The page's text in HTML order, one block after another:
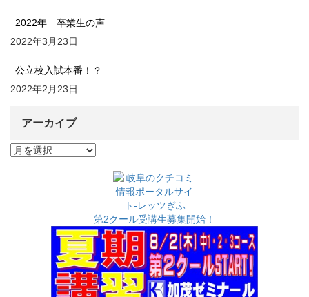
2022年 卒業生の声
2022年3月23日
公立校入試本番！？
2022年2月23日
アーカイブ
ア
第2クール受講生募集開始！